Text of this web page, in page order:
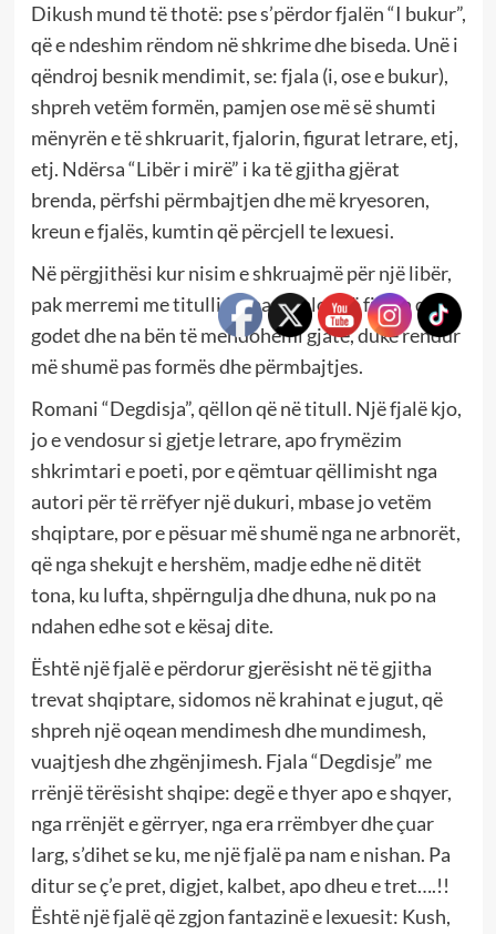
Dikush mund të thotë: pse s’përdor fjalën “I bukur”,
që e ndeshim rëndom në shkrime dhe biseda. Unë i
qëndroj besnik mendimit, se: fjala (i, ose e bukur),
shpreh vetëm formën, pamjen ose më së shumti
mënyrën e të shkruarit, fjalorin, figurat letrare, etj,
etj. Ndërsa “Libër i mirë” i ka të gjitha gjërat
brenda, përfshi përmbajtjen dhe më kryesoren,
kreun e fjalës, kumtin që përcjell te lexuesi.
Në përgjithësi kur nisim e shkruajmë për një libër,
pak merremi me titullin, anashkalojmë fjalën që
godet dhe na bën të mendohemi gjatë, duke rendur
më shumë pas formës dhe përmbajtjes.
Romani “Degdisja”, qëllon që në titull. Një fjalë kjo,
jo e vendosur si gjetje letrare, apo frymëzim
shkrimtari e poeti, por e qëmtuar qëllimisht nga
autori për të rrëfyer një dukuri, mbase jo vetëm
shqiptare, por e pësuar më shumë nga ne arbnorët,
që nga shekujt e hershëm, madje edhe në ditët
tona, ku lufta, shpërngulja dhe dhuna, nuk po na
ndahen edhe sot e kësaj dite.
Është një fjalë e përdorur gjerësisht në të gjitha
trevat shqiptare, sidomos në krahinat e jugut, që
shpreh një oqean mendimesh dhe mundimesh,
vuajtjesh dhe zhgënjimesh. Fjala “Degdisje” me
rrënjë tërësisht shqipe: degë e thyer apo e shqyer,
nga rrënjët e gërryer, nga era rrëmbyer dhe çuar
larg, s’dihet se ku, me një fjalë pa nam e nishan. Pa
ditur se ç’e pret, digjet, kalbet, apo dheu e tret….!!
Është një fjalë që zgjon fantazinë e lexuesit: Kush,